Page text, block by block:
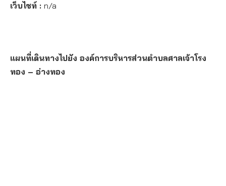
เว็บไซท์ : n/a
แผนที่เดินทางไปยัง องค์การบริหารส่วนตำบลศาลเจ้าโรง
ทอง – อ่างทอง